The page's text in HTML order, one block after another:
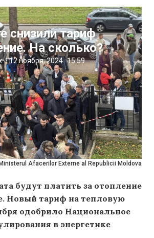
Ministerul Afacerilor Externe al Republicii Moldova
снизили тариф
На сколько?
|12 ноября, 2024 15:59
будут платить за отопление
Новый тариф на тепловую
одобрило Национальное
в энергетике